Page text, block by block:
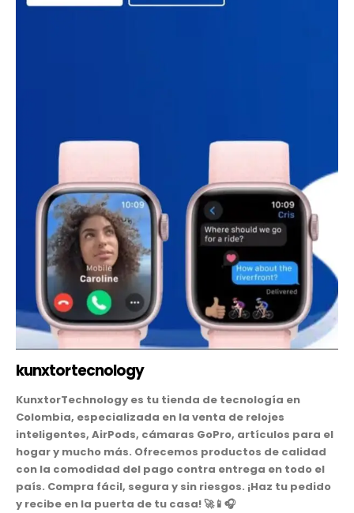
kunxtortecnology
KunxtorTechnology es tu tienda de tecnología en
Colombia, especializada en la venta de relojes
inteligentes, AirPods, cámaras GoPro, artículos para el
hogar y mucho más. Ofrecemos productos de calidad
con la comodidad del pago contra entrega en todo el
país. Compra fácil, segura y sin riesgos. ¡Haz tu pedido
y recibe en la puerta de tu casa! 🚀📱🎧